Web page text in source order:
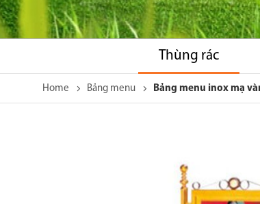
Thùng rác
Home Bảng menu Bảng menu inox mạ